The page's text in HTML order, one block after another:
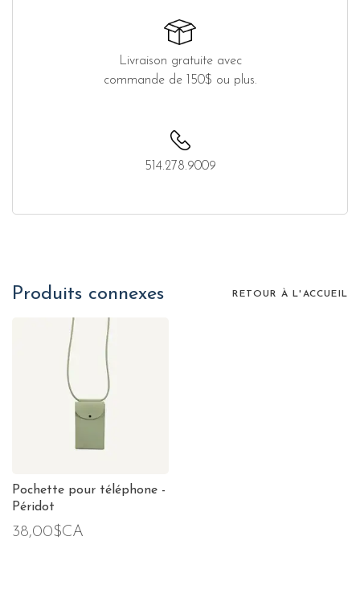
Livraison gratuite avec
commande de 150$ ou plus.
514.278.9009
Produits connexes RETOUR À L'ACCUEIL
Pochette pour téléphone -
Péridot
38,00$CA